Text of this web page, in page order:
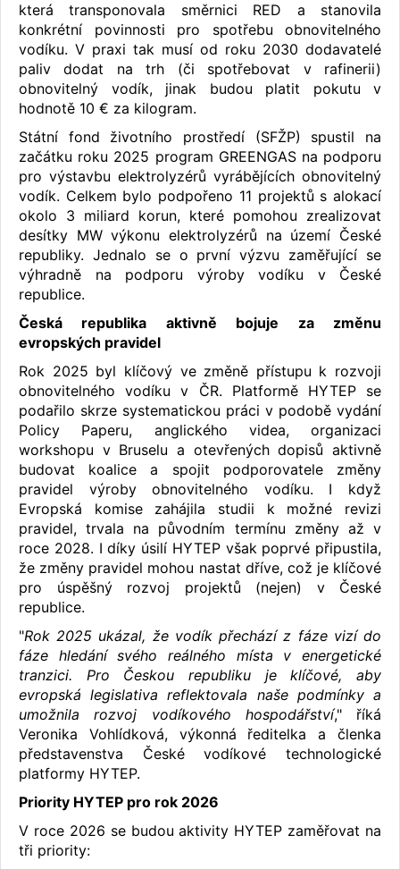
která transponovala směrnici RED a stanovila
konkrétní povinnosti pro spotřebu obnovitelného
vodíku. V praxi tak musí od roku 2030 dodavatelé
paliv dodat na trh (či spotřebovat v rafinerii)
obnovitelný vodík, jinak budou platit pokutu v
hodnotě 10 € za kilogram.
Státní fond životního prostředí (SFŽP) spustil na
začátku roku 2025 program GREENGAS na podporu
pro výstavbu elektrolyzérů vyrábějících obnovitelný
vodík. Celkem bylo podpořeno 11 projektů s alokací
okolo 3 miliard korun, které pomohou zrealizovat
desítky MW výkonu elektrolyzérů na území České
republiky. Jednalo se o první výzvu zaměřující se
výhradně na podporu výroby vodíku v České
republice.
Česká republika aktivně bojuje za změnu
evropských pravidel
Rok 2025 byl klíčový ve změně přístupu k rozvoji
obnovitelného vodíku v ČR. Platformě HYTEP se
podařilo skrze systematickou práci v podobě vydání
Policy Paperu, anglického videa, organizaci
workshopu v Bruselu a otevřených dopisů aktivně
budovat koalice a spojit podporovatele změny
pravidel výroby obnovitelného vodíku. I když
Evropská komise zahájila studii k možné revizi
pravidel, trvala na původním termínu změny až v
roce 2028. I díky úsilí HYTEP však poprvé připustila,
že změny pravidel mohou nastat dříve, což je klíčové
pro úspěšný rozvoj projektů (nejen) v České
republice.
"Rok 2025 ukázal, že vodík přechází z fáze vizí do
fáze hledání svého reálného místa v energetické
tranzici. Pro Českou republiku je klíčové, aby
evropská legislativa reflektovala naše podmínky a
umožnila rozvoj vodíkového hospodářství," říká
Veronika Vohlídková, výkonná ředitelka a členka
představenstva České vodíkové technologické
platformy HYTEP.
Priority HYTEP pro rok 2026
V roce 2026 se budou aktivity HYTEP zaměřovat na
tři priority: